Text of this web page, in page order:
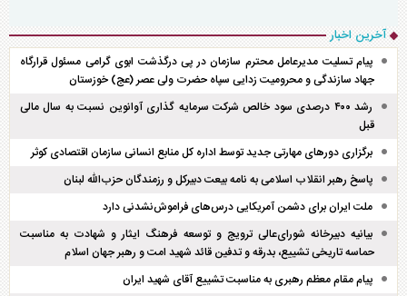
آخرین اخبار
پیام تسلیت مدیرعامل محترم سازمان در پی درگذشت ابوی گرامی مسئول قرارگاه
جهاد سازندگی و محرومیت زدایی سپاه حضرت ولی عصر (عج) خوزستان
رشد ۴۰۰ درصدی سود خالص شرکت سرمایه گذاری آوانوین نسبت به سال مالی
قبل
برگزاری دور‌های مهارتی جدید توسط اداره کل منابع انسانی سازمان اقتصادی کوثر
پاسخ رهبر انقلاب اسلامی به نامه بیعت دبیرکل و رزمندگان حزب‌الله لبنان
ملت ایران برای دشمن آمریکایی درس‌های فراموش‌نشدنی دارد
بیانیه دبیرخانه شورای‌عالی ترویج و توسعه فرهنگ ایثار و شهادت به مناسبت
حماسه تاریخی تشییع، بدرقه و تدفین قائد شهید امت و رهبر جهان اسلام
پیام مقام معظم رهبری به مناسبت تشییع آقای شهید ایران